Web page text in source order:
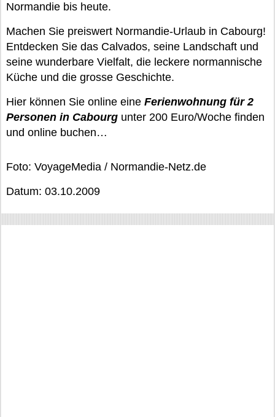
Normandie bis heute.
Machen Sie preiswert Normandie-Urlaub in Cabourg!
Entdecken Sie das Calvados, seine Landschaft und
seine wunderbare Vielfalt, die leckere normannische
Küche und die grosse Geschichte.
Hier können Sie online eine Ferienwohnung für 2
Personen in Cabourg unter 200 Euro/Woche finden
und online buchen…
Foto: VoyageMedia / Normandie-Netz.de
Datum: 03.10.2009